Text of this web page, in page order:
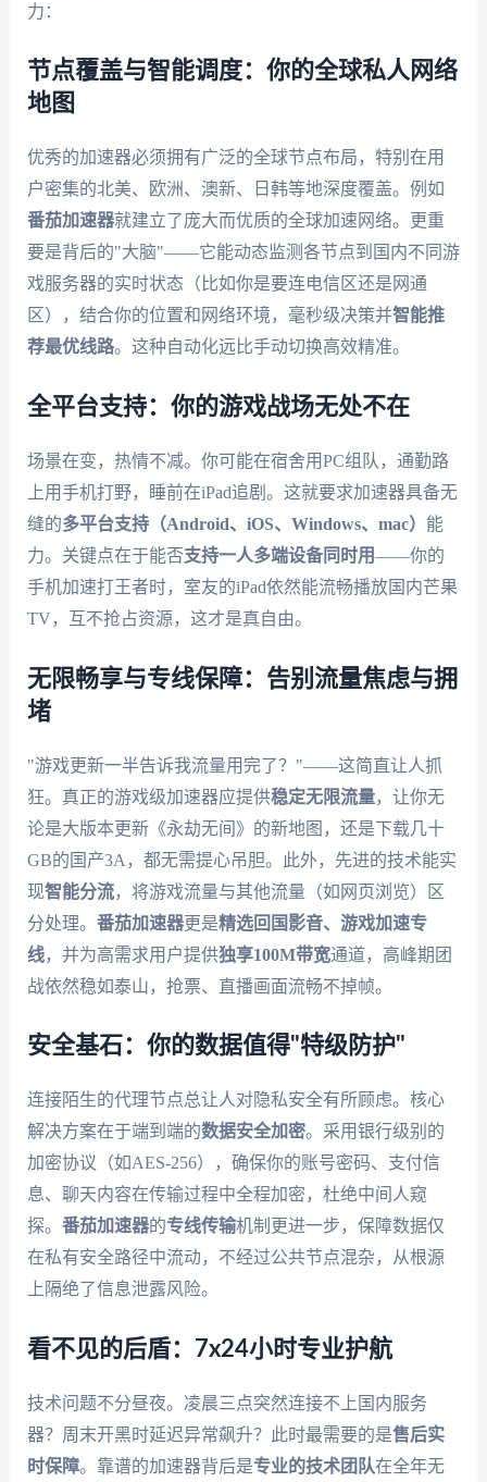
力：
节点覆盖与智能调度：你的全球私人网络
地图
优秀的加速器必须拥有广泛的全球节点布局，特别在用
户密集的北美、欧洲、澳新、日韩等地深度覆盖。例如
番茄加速器就建立了庞大而优质的全球加速网络。更重
要是背后的"大脑"——它能动态监测各节点到国内不同游
戏服务器的实时状态（比如你是要连电信区还是网通
区），结合你的位置和网络环境，毫秒级决策并智能推
荐最优线路。这种自动化远比手动切换高效精准。
全平台支持：你的游戏战场无处不在
场景在变，热情不减。你可能在宿舍用PC组队，通勤路
上用手机打野，睡前在iPad追剧。这就要求加速器具备无
缝的多平台支持（Android、iOS、Windows、mac） 能
力。关键点在于能否支持一人多端设备同时用——你的
手机加速打王者时，室友的iPad依然能流畅播放国内芒果
TV，互不抢占资源，这才是真自由。
无限畅享与专线保障：告别流量焦虑与拥
堵
"游戏更新一半告诉我流量用完了？"——这简直让人抓
狂。真正的游戏级加速器应提供稳定无限流量，让你无
论是大版本更新《永劫无间》的新地图，还是下载几十
GB的国产3A，都无需提心吊胆。此外，先进的技术能实
现智能分流，将游戏流量与其他流量（如网页浏览）区
分处理。 番茄加速器更是精选回国影音、游戏加速专
线，并为高需求用户提供独享100M带宽通道，高峰期团
战依然稳如泰山，抢票、直播画面流畅不掉帧。
安全基石：你的数据值得"特级防护"
连接陌生的代理节点总让人对隐私安全有所顾虑。核心
解决方案在于端到端的数据安全加密。采用银行级别的
加密协议（如AES-256），确保你的账号密码、支付信
息、聊天内容在传输过程中全程加密，杜绝中间人窥
探。 番茄加速器的专线传输机制更进一步，保障数据仅
在私有安全路径中流动，不经过公共节点混杂，从根源
上隔绝了信息泄露风险。
看不见的后盾：7x24小时专业护航
技术问题不分昼夜。凌晨三点突然连接不上国内服务
器？周末开黑时延迟异常飙升？此时最需要的是售后实
时保障。靠谱的加速器背后是专业的技术团队在全年无